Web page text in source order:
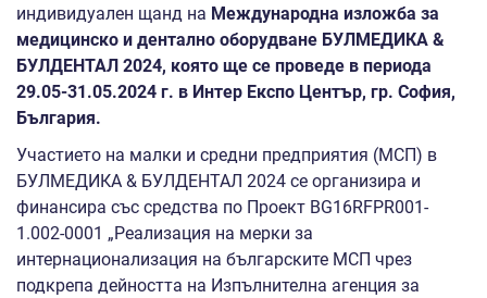
индивидуален щанд на Международна изложба за
медицинско и дентално оборудване БУЛМЕДИКА &
БУЛДЕНТАЛ 2024, която ще се проведе в периода
29.05-31.05.2024 г. в Интер Експо Център, гр. София,
България.
Участието на малки и средни предприятия (МСП) в
БУЛМЕДИКА & БУЛДЕНТАЛ 2024 се организира и
финансира със средства по Проект BG16RFPR001-
1.002-0001 „Реализация на мерки за
интернационализация на българските МСП чрез
подкрепа дейността на Изпълнителна агенция за